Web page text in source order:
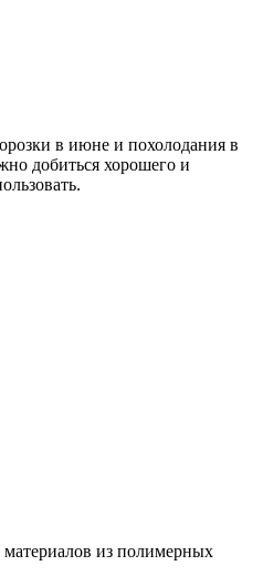
в июне и похолодания в
добиться хорошего и
из полимерных